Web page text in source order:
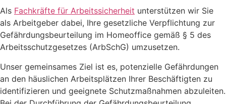
Als Fachkräfte für Arbeitssicherheit unterstützen wir Sie
als Arbeitgeber dabei, Ihre gesetzliche Verpflichtung zur
Gefährdungsbeurteilung im Homeoffice gemäß § 5 des
Arbeitsschutzgesetzes (ArbSchG) umzusetzen.
Unser gemeinsames Ziel ist es, potenzielle Gefährdungen
an den häuslichen Arbeitsplätzen Ihrer Beschäftigten zu
identifizieren und geeignete Schutzmaßnahmen abzuleiten.